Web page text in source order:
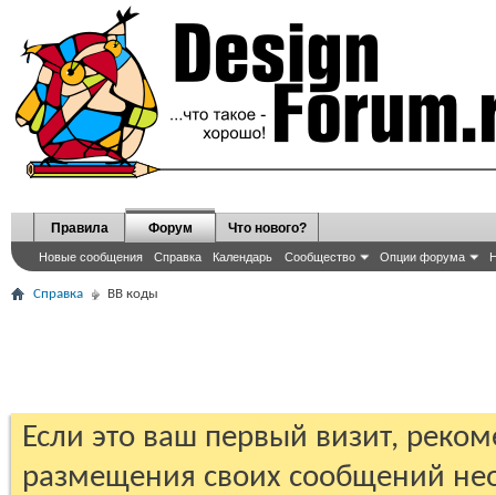
Правила Форум
Новые сообщения Справка Календарь Сообщество Опции форума
Что нового?
Справка BB коды
Если это ваш первый визит,
размещения своих сообщений